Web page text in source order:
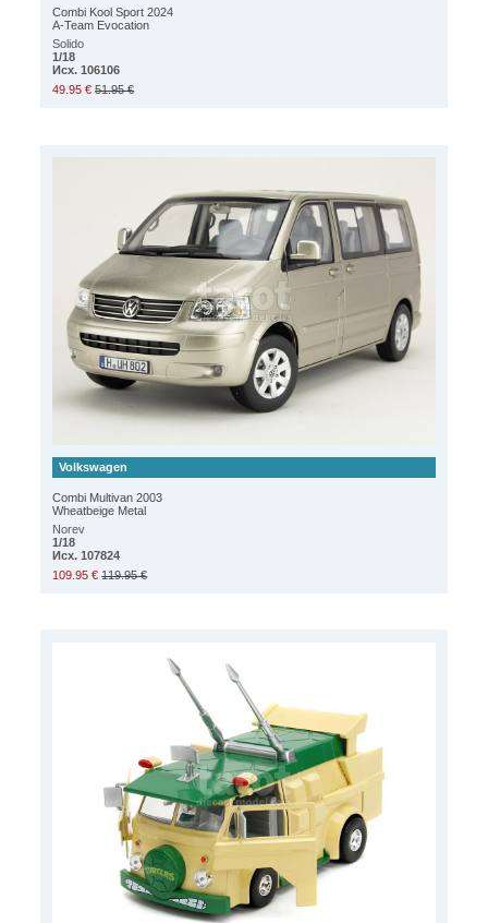
Combi Kool Sport 2024
A-Team Evocation
Solido
1/18
Исх. 106106
49.95 € 51.95 €
Volkswagen
Combi Multivan 2003
Wheatbeige Metal
Norev
1/18
Исх. 107824
109.95 € 119.95 €